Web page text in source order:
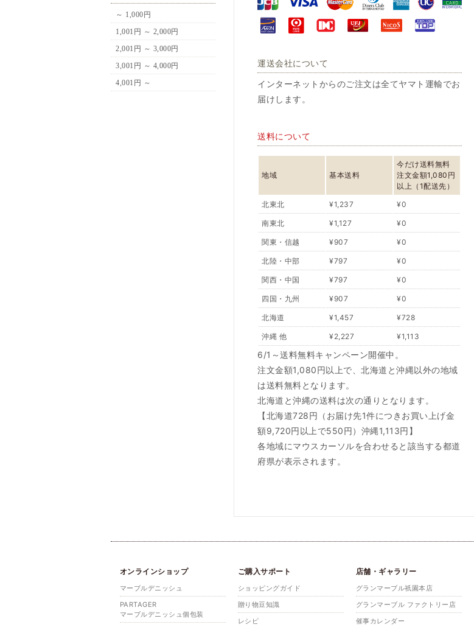
～ 1,000円
1,001円 ～ 2,000円
2,001円 ～ 3,000円
3,001円 ～ 4,000円
4,001円 ～
運送会社について
インターネットからのご注文は全てヤマト運輸でお
届けします。
送料について
地域 基本送料
今だけ送料無料
注文金額1,080円
以上（1配送先）
北東北
¥1,237 ¥0
南東北 ¥1,127 ¥0
関東・信越 ¥907 ¥0
北陸・中部 ¥797 ¥0
関西・中国 ¥797 ¥0
四国・九州 ¥907 ¥0
北海道 ¥1,457 ¥728
沖縄 他 ¥2,227 ¥1,113
6/1～送料無料キャンペーン開催中。
注文金額1,080円以上で、北海道と沖縄以外の地域
は送料無料となります。
北海道と沖縄の送料は次の通りとなります。
【北海道728円（お届け先1件につきお買い上げ金
額9,720円以上で550円）沖縄1,113円】
各地域にマウスカーソルを合わせると該当する都道
府県が表示されます。
オンラインショップ
マーブルデニッシュ
PARTAGER
マーブルデニッシュ個包装
ご購入サポート
ショッピングガイド
贈り物豆知識
レシピ
店舗・ギャラリー
グランマーブル祇園本店
グランマーブル ファクトリー店
催事カレンダー